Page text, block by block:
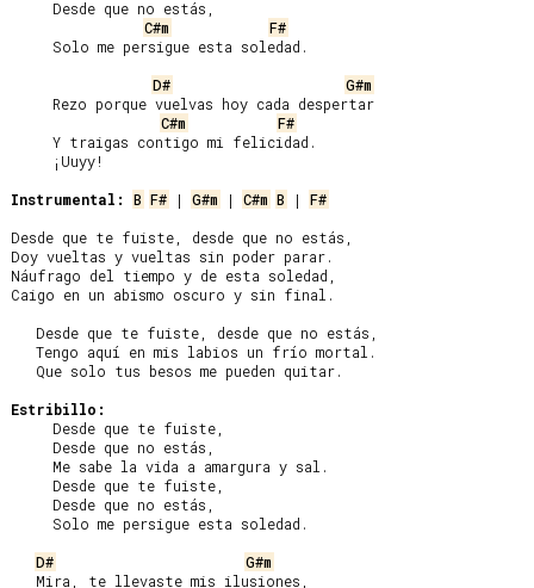
C#m
F#
D#
G#m
C#m
F#
Instrumental:
B F# | G#m | C#m B | F#
Desde que te fuiste, desde que no estás,
Doy vueltas y vueltas sin poder parar.
Náufrago del tiempo y de esta soledad,
Caigo en un abismo oscuro y sin final.
Estribillo:
D#
G#m